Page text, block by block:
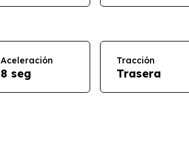
Aceleración
8 seg
Tracción
Trasera